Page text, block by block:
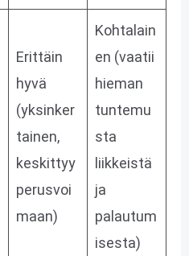
Erittäin
hyvä
(yksinker
tainen,
keskittyy
perusvoi
maan)
Kohtalain
en (vaatii
hieman
tuntemu
sta
liikkeistä
ja
palautum
isesta)